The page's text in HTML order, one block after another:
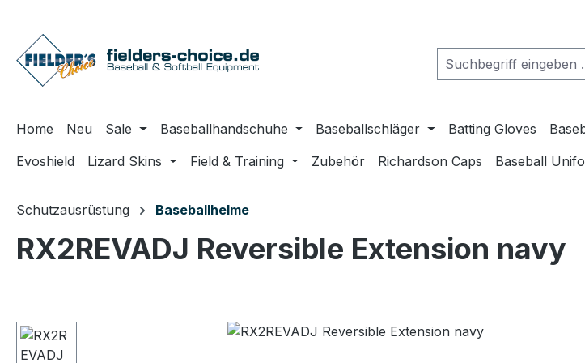
Home Neu Sale Baseballhandschuhe Baseballschläger Batting Gloves
Evoshield
Lizard Skins Field & Training Zubehör Richardson Caps Baseball
Schutzausrüstung Baseballhelme
RX2REVADJ Reversible Extension navy
Bildergalerie überspringen